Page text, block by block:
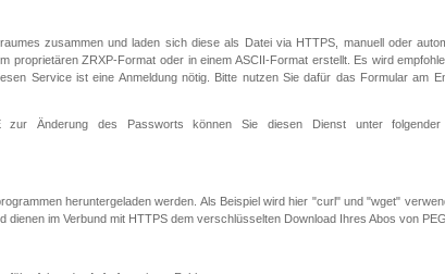
zusammen und laden sich diese als Datei via HTTPS, manuell oder
proprietären ZRXP-Format oder in einem ASCII-Format erstellt. Es wird
Service ist eine Anmeldung nötig. Bitte nutzen Sie dafür das Formular am
zur Änderung des Passworts können Sie diesen Dienst unter folgender
heruntergeladen werden. Als Beispiel wird hier "curl" und "wget"
im Verbund mit HTTPS dem verschlüsselten Download Ihres Abos von